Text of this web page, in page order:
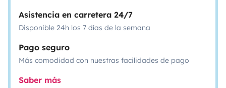
Asistencia en carretera 24/7
Disponible 24h los 7 días de la semana
Pago seguro
Más comodidad con nuestras facilidades de pago
Saber más